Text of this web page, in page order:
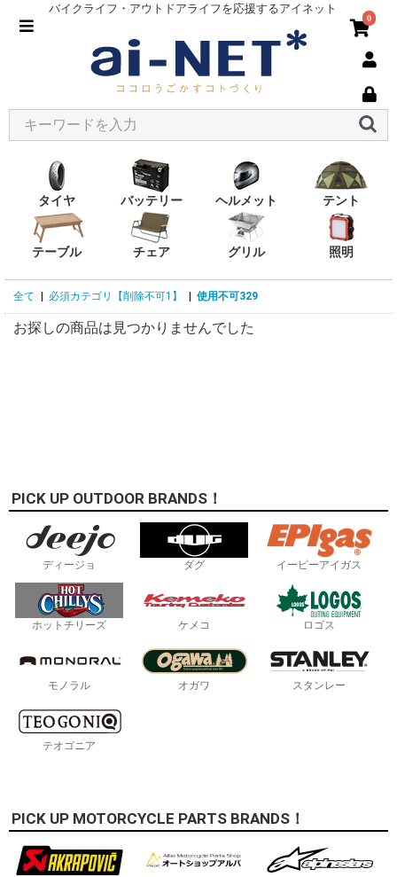
バイクライフ・アウトドアライフを応援するアイネット
0
タイヤ バッテリー ヘルメット テント
テーブル チェア グリル 照明
全て 必須カテゴリ【削除不可1】 使用不可329
お探しの商品は見つかりませんでした
PICK UP OUTDOOR BRANDS！
ディージョ ダグ イーピーアイガス
ホットチリーズ ケメコ ロゴス
モノラル オガワ スタンレー
テオゴニア
PICK UP MOTORCYCLE PARTS BRANDS！